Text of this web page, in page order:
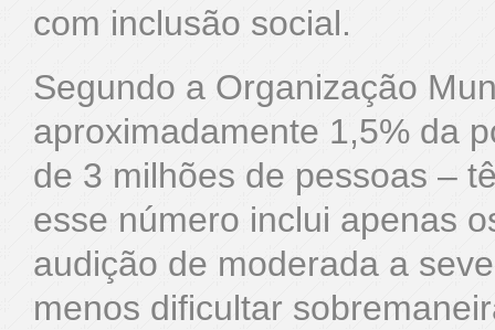
com inclusão social.
Segundo a Organização
aproximadamente 1,5% da
de 3 milhões de pessoas –
esse número inclui apenas
audição de moderada a
menos dificultar